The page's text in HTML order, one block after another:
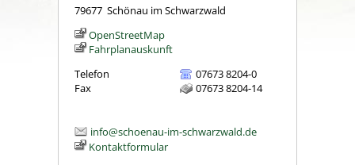
79677 Schönau im Schwarzwald
OpenStreetMap
Fahrplanauskunft
Telefon
07673 8204-0
Fax
07673 8204-14
info@schoenau-im-schwarzwald.de
Kontaktformular